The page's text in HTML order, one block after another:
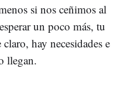
si nos ceñimos al
un poco más, tu
hay necesidades e
llegan.